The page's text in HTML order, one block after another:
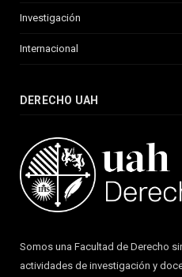
Investigación
Internacional
DERECHO UAH
Somos una Facultad de Derecho
actividades de investigación y